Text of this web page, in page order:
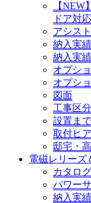
【
ドア対
アシス
納入実
納入実
オプシ
オプシ
図面
工事区分
設置ま
取付ヒ
邸宅・
電磁レリーズ
カタロ
パワー
納入実